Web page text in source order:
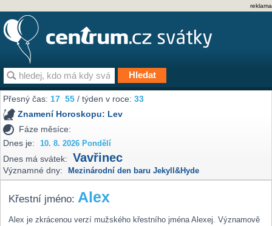
reklama
Přesný čas:17 55 / týden v roce:33
Znamení Horoskopu: Lev
Fáze měsíce:
Dnes je:
10. 8. 2026 Pondělí
Dnes má svátek: Vavřinec
Významné dny: Mezinárodní den baru Jekyll&Hyde
Křestní jméno: Alex
Alex je zkrácenou verzí mužského křestního jména Alexej. Významově